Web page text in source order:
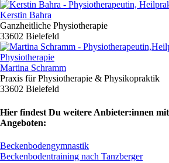
Kerstin Bahra
Ganzheitliche Physiotherapie
33602 Bielefeld
Martina Schramm
Praxis für Physiotherapie & Physikopraktik
33602 Bielefeld
Hier findest Du weitere Anbieter:innen mit
Angeboten:
Beckenbodengymnastik
Beckenbodentraining nach Tanzberger